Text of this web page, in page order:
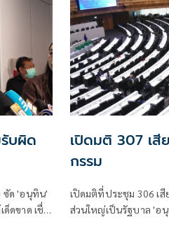
บผิด
ซัด 'อนุทิน'
ดขาด เชื่อ
เปิดมติ 307 เสี
กรรม
เปิดมติที่ประชุม 306 เสี
ส่วนใหญ่เป็นรัฐบาล 'อ